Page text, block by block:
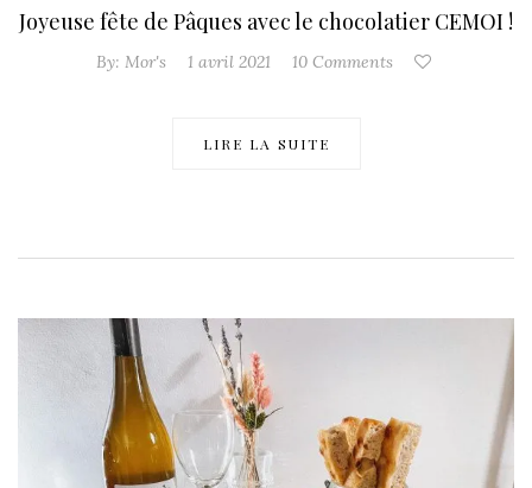
Joyeuse fête de Pâques avec le chocolatier CEMOI !
By: Mor's 1 avril 2021 10 Comments
LIRE LA SUITE